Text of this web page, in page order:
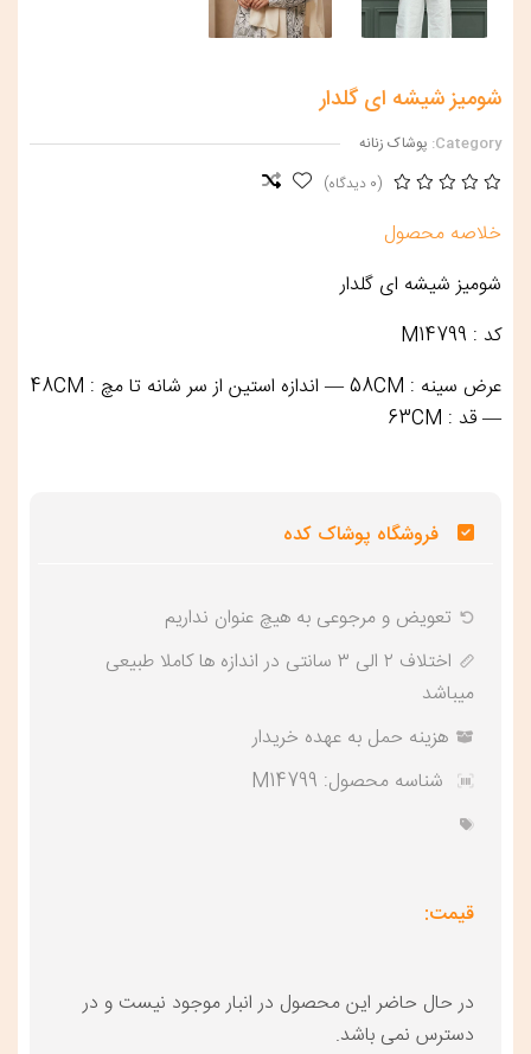
شومیز شیشه ای گلدار
Category: پوشاک زنانه
(0 دیدگاه)
خلاصه محصول
شومیز شیشه ای گلدار
کد : M14799
عرض سینه : 58CM — اندازه استین از سر شانه تا مچ : 48CM
— قد : 63CM
فروشگاه پوشاک کده
تعویض و‌ مرجوعی به هیچ عنوان نداریم
اختلاف ۲ الی ۳ سانتی در اندازه ها کاملا طبیعی
میباشد
هزینه حمل به عهده خریدار
شناسه محصول: M14799
قیمت:
در حال حاضر این محصول در انبار موجود نیست و در
دسترس نمی باشد.